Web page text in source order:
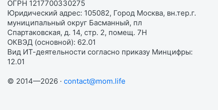
ОГРН 1217700330275
Юридический адрес: 105082, Город Москва, вн.тер.г.
муниципальный округ Басманный, пл
Спартаковская, д. 14, стр. 2, помещ. 7Н
ОКВЭД (основной): 62.01
Вид ИТ-деятельности согласно приказу Минцифры:
12.01
© 2014—2026 · contact@mom.life